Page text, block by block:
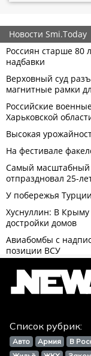
Список рубрик:
Авто Армия В